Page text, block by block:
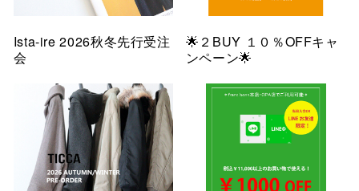
Ista-ire 2026秋冬先行受注
会
🌟２BUY １０％OFFキャ
ンペーン🌟